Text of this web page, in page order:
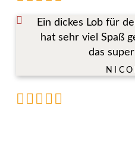
Ein dickes Lob für
hat sehr viel Spaß
das